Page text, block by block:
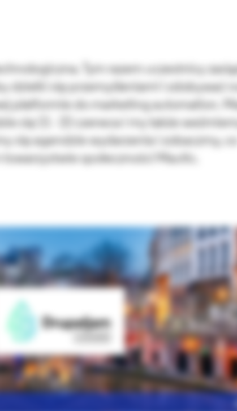
Tym razem uczestnicy
dzielić się przemyśleniami i zdobywać
platformie do marketing automation.
się 21 - 22 czerwca i my także
się agendzie wydarzenia i zobaczmy, co
społeczności Mautic.